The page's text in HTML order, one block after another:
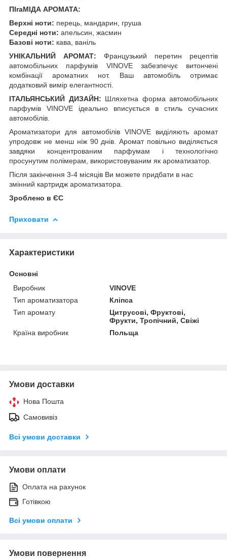
ПІraМІДА АРОМАТА:
Верхні ноти: перець, мандарин, груша
Середні ноти: апельсин, жасмин
Базові ноти: кава, ваніль
УНІКАЛЬНИЙ АРОМАТ: Французький перетин рецептів
автомобільних парфумів VINOVE забезпечує витончені
комбінації ароматних нот. Ваш автомобіль отримає
додатковий вимір елегантності.
ІТАЛЬЯНСЬКИЙ ДИЗАЙН: Шляхетна форма автомобільних
парфумів VINOVE ідеально вписується в стиль сучасних
автомобілів.
Ароматизатори для автомобілів VINOVE виділяють аромат
упродовж не менш ніж 90 днів. Аромат повільно виділяється
завдяки концентрованим парфумам і технологічно
просунутим полімерам, використовуваним як ароматизатор.
Після закінчення 3-4 місяців Ви можете придбати в нас
змінний картридж ароматизатора.
Зроблено в ЄС
Приховати
Характеристики
Основні
Виробник
VINOVE
Тип ароматизатора
Кліпса
Тип аромату
Цитрусові, Фруктові,
Фрукти, Тропічний, Свіжі
Країна виробник
Польща
Умови доставки
Нова Пошта
Самовивіз
Всі умови доставки
Умови оплати
Оплата на рахунок
Готівкою
Всі умови оплати
Умови повернення